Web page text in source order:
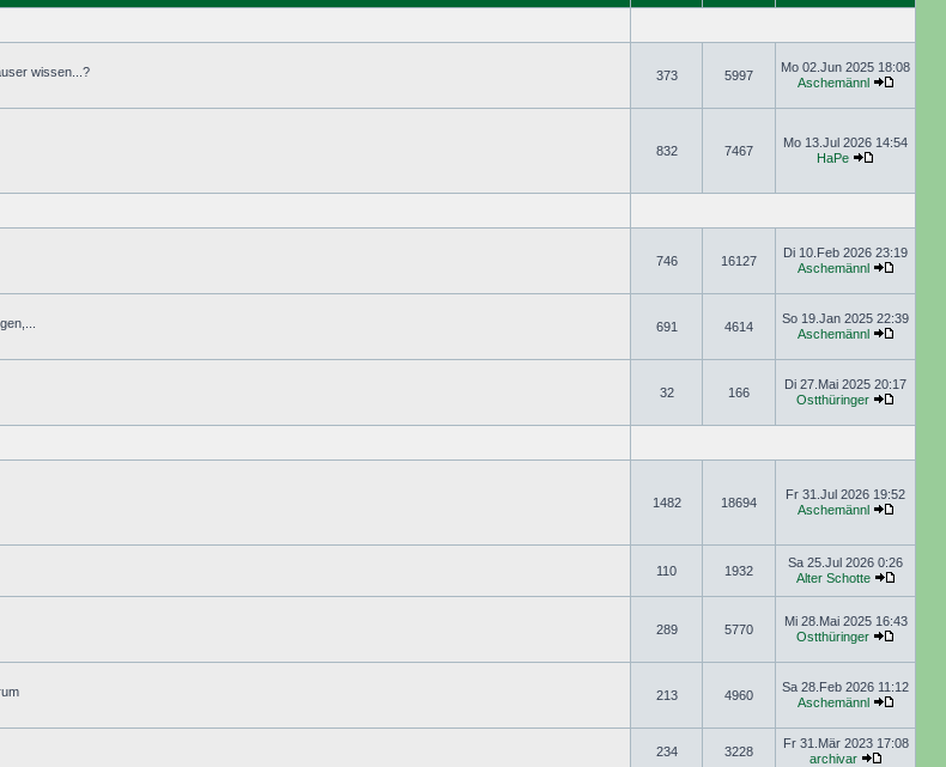
wissen...?
373 5997
Mo 02.Jun 2025 18:08
Aschemännl
832 7467
Mo 13.Jul 2026 14:54
HaPe
746 16127
Di 10.Feb 2026 23:19
Aschemännl
691 4614
So 19.Jan 2025 22:39
Aschemännl
32 166
Di 27.Mai 2025 20:17
Ostthüringer
1482 18694
Fr 31.Jul 2026 19:52
Aschemännl
110 1932
Sa 25.Jul 2026 0:26
Alter Schotte
289 5770
Mi 28.Mai 2025 16:43
Ostthüringer
213 4960
Sa 28.Feb 2026 11:12
Aschemännl
234 3228
Fr 31.Mär 2023 17:08
archivar